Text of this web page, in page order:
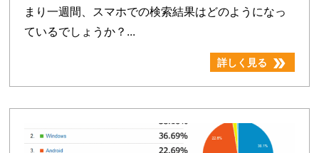
まり一週間、スマホでの検索結果はどのようになっ
ているでしょうか？...
詳しく見る double_arrow